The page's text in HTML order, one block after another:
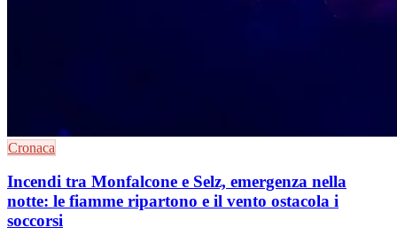
Cronaca
Incendi tra Monfalcone e Selz, emergenza nella
notte: le fiamme ripartono e il vento ostacola i
soccorsi